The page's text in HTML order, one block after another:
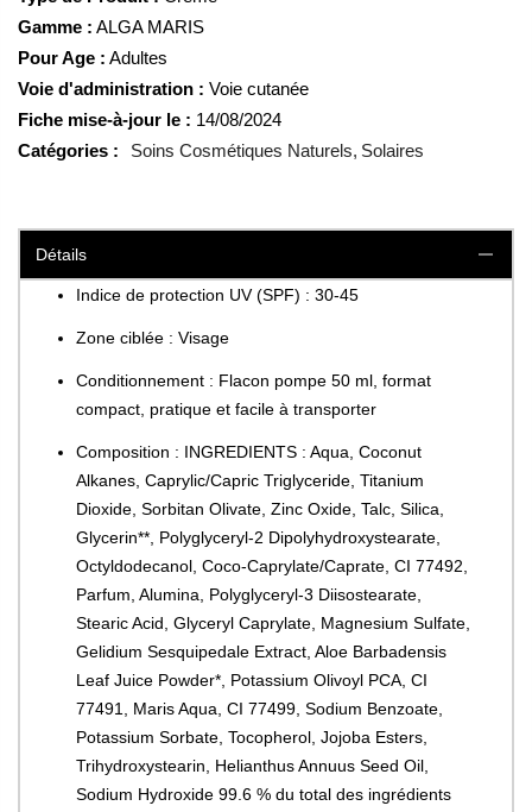
Gamme : ALGA MARIS
Pour Age : Adultes
Voie d'administration : Voie cutanée
Fiche mise-à-jour le : 14/08/2024
Catégories :
Soins Cosmétiques Naturels Solaires
Détails
Indice de protection UV (SPF) : 30-45
Zone ciblée : Visage
Conditionnement : Flacon pompe 50 ml, format
compact, pratique et facile à transporter
Composition : INGREDIENTS : Aqua, Coconut
Alkanes, Caprylic/Capric Triglyceride, Titanium
Dioxide, Sorbitan Olivate, Zinc Oxide, Talc, Silica,
Glycerin**, Polyglyceryl-2 Dipolyhydroxystearate,
Octyldodecanol, Coco-Caprylate/Caprate, CI 77492,
Parfum, Alumina, Polyglyceryl-3 Diisostearate,
Stearic Acid, Glyceryl Caprylate, Magnesium Sulfate,
Gelidium Sesquipedale Extract, Aloe Barbadensis
Leaf Juice Powder*, Potassium Olivoyl PCA, CI
77491, Maris Aqua, CI 77499, Sodium Benzoate,
Potassium Sorbate, Tocopherol, Jojoba Esters,
Trihydroxystearin, Helianthus Annuus Seed Oil,
Sodium Hydroxide 99.6 % du total des ingrédients